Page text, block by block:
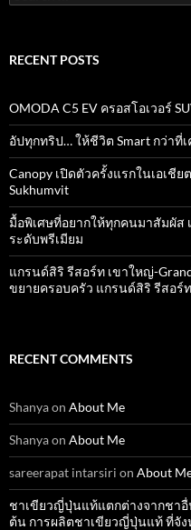
for:
RECENT POSTS
OMODA C5 EV ครอสโอเวอร์
อัปทุกทริป… ให้ชีวิต Smart กว่าที่เ
Canopy เปิดตัวครั้งแรกในเอเชีย
Sukhumvit
มื้อพิเศษที่อยากให้ทุกคนมาสัมผัส
ระดับพรีเมียม
แกรนด์สิริ​ รีสอร์ท​ เขาใหญ่​-
ขยายครอบครัว แกรนด์สิริ รีสอร์
RECENT COMMENTS
Shanyaon About Me
Shanyaon About Me
sareerapat intarsiri on About
ชาเขียวญี่ปุ่นแท้แตกต่างจากชาอื่
ต้น การผลิตชาเขียวญี่ปุ่นแท้ ที่จัง